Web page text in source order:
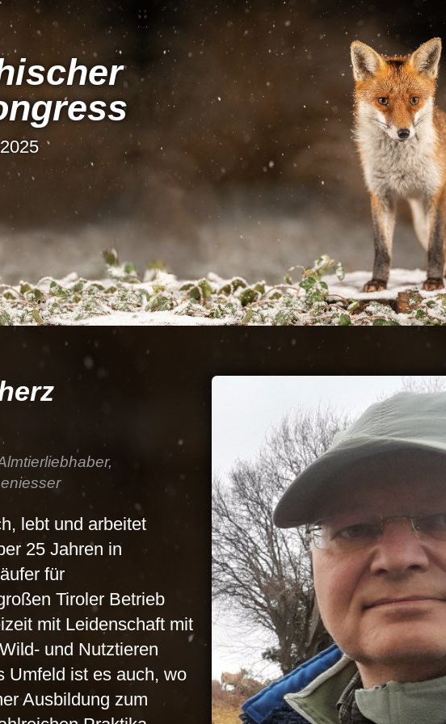
lebt und arbeitet
25 Jahren in
für
Tiroler Betrieb
mit Leidenschaft mit
und Nutztieren
Umfeld ist es auch, wo
Ausbildung zum